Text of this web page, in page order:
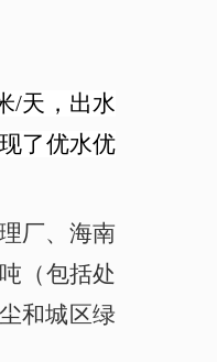
/天，出水
了优水优
厂、海南
（包括处
和城区绿